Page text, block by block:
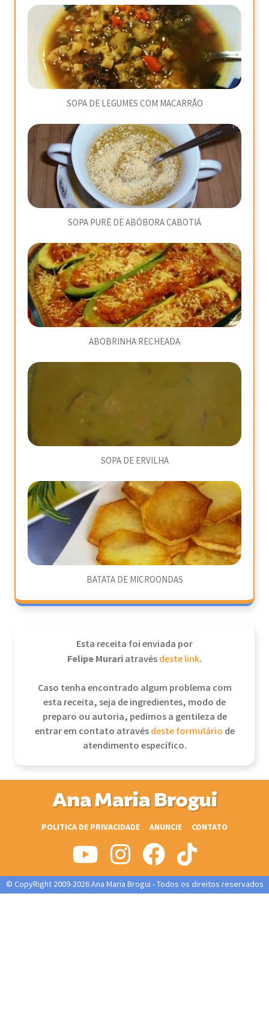
SOPA DE LEGUMES COM MACARRÃO
SOPA PURÊ DE ABÓBORA CABOTIÁ
ABOBRINHA RECHEADA
SOPA DE ERVILHA
BATATA DE MICROONDAS
Esta receita foi enviada por
Felipe Murariatravésdeste link.
Caso tenha encontrado algum problema com
esta receita, seja de ingredientes, modo de
preparo ou autoria, pedimos a gentileza de
entrar em contato atravésdeste formulário de
atendimento específico.
Ana Maria Brogui
POLITICA DE PRIVACIDADE ANUNCIE CONTATO
© CopyRight 2009-2026 Ana Maria Brogui - Todos os direitos reservados